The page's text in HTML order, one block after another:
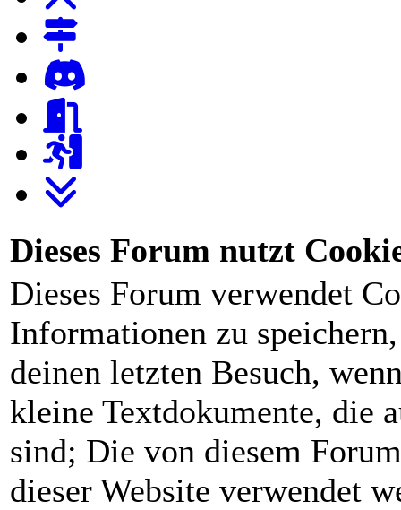
Login
Registrierung
Dieses Forum nutzt
Dieses Forum verwendet
Informationen zu
deinen letzten Besuch,
kleine Textdokumente, die
sind; Die von diesem
dieser Website verwendet